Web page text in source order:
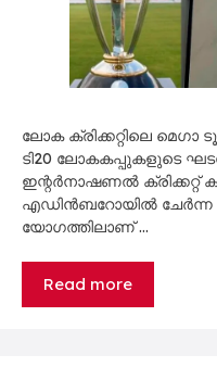
ലോക ക്രിക്കറ്റിലെ
ടി20 ലോകകപ്പുകളുടെ ഘടന
ഇന്റർനാഷണൽ
എഡിൻബറോയിൽ
യോഗത്തിലാണ് …
Read more